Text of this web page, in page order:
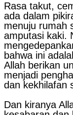
Rasa takut,
ada dalam
menuju rumah
amputasi kaki.
bahwa ini
Allah berikan
menjadi
dan kekhilafan
Dan kiranya